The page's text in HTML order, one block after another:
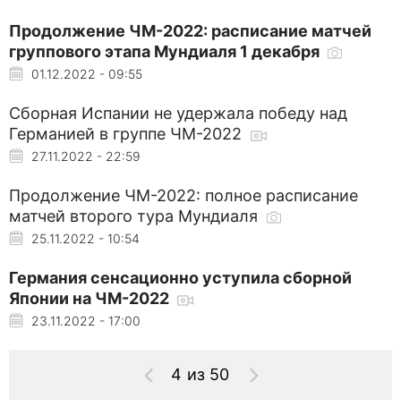
Продолжение ЧМ-2022: расписание матчей
группового этапа Мундиаля 1 декабря
01.12.2022 - 09:55
Сборная Испании не удержала победу над
Германией в группе ЧМ-2022
27.11.2022 - 22:59
Продолжение ЧМ-2022: полное расписание
матчей второго тура Мундиаля
25.11.2022 - 10:54
Германия сенсационно уступила сборной
Японии на ЧМ-2022
23.11.2022 - 17:00
4 из 50